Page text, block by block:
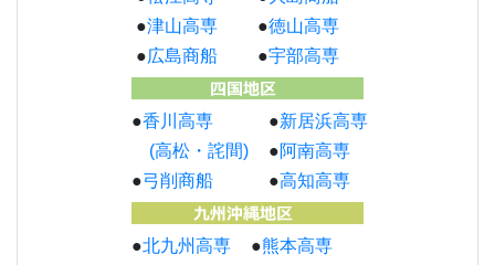
●津山高専 ●徳山高専
●広島商船 ●宇部高専
●香川高専 ●新居浜高専
(高松・詫間)
●阿南高専
●弓削商船 ●高知高専
●北九州高専 ●熊本高専